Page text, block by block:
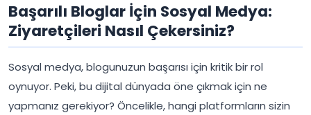
Başarılı Bloglar İçin Sosyal Medya:
Ziyaretçileri Nasıl Çekersiniz?
Sosyal medya, blogunuzun başarısı için kritik bir rol
oynuyor. Peki, bu dijital dünyada öne çıkmak için ne
yapmanız gerekiyor? Öncelikle, hangi platformların sizin